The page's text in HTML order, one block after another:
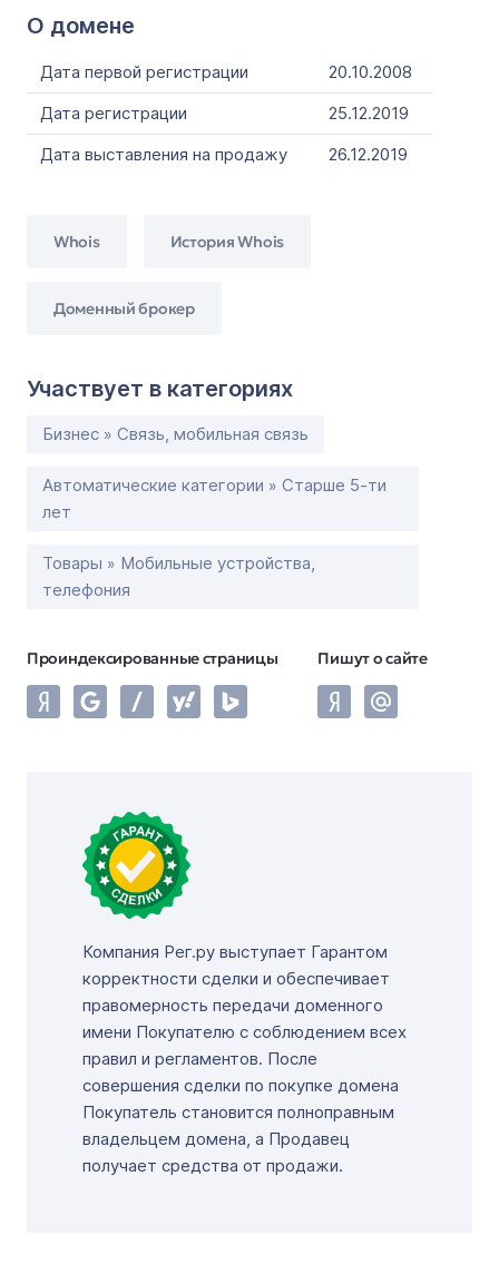
О домене
Дата первой регистрации
20.10.2008
Дата регистрации
25.12.2019
Дата выставления на продажу
26.12.2019
Whois История Whois
Доменный брокер
Участвует в категориях
Бизнес » Связь, мобильная связь
Автоматические категории » Старше 5-ти
лет
Товары » Мобильные устройства,
телефония
Проиндексированные страницы Пишут о сайте
Компания Рег.ру выступает Гарантом
корректности сделки и обеспечивает
правомерность передачи доменного
имени Покупателю с соблюдением всех
правил и регламентов. После
совершения сделки по покупке домена
Покупатель становится полноправным
владельцем домена, а Продавец
получает средства от продажи.